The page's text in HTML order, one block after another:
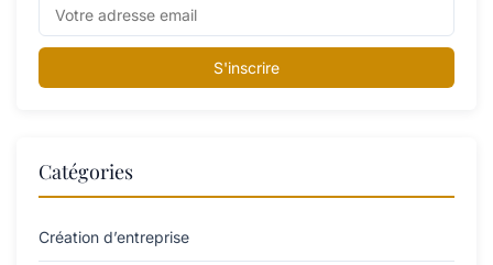
S'inscrire
Catégories
Création d’entreprise